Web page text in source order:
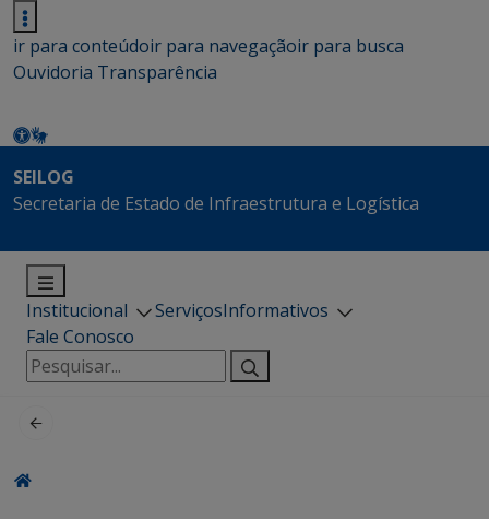
ir para conteúdoir para navegaçãoir para busca
Ouvidoria Transparência
SEILOG
Secretaria de Estado de Infraestrutura e Logística
Institucional ServiçosInformativos
Fale Conosco
Pesquisar
por: